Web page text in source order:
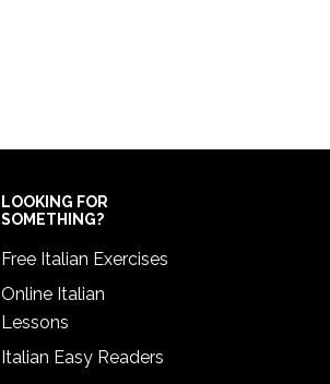
LOOKING FOR
SOMETHING?
Free Italian Exercises
Online Italian
Lessons
Italian Easy Readers